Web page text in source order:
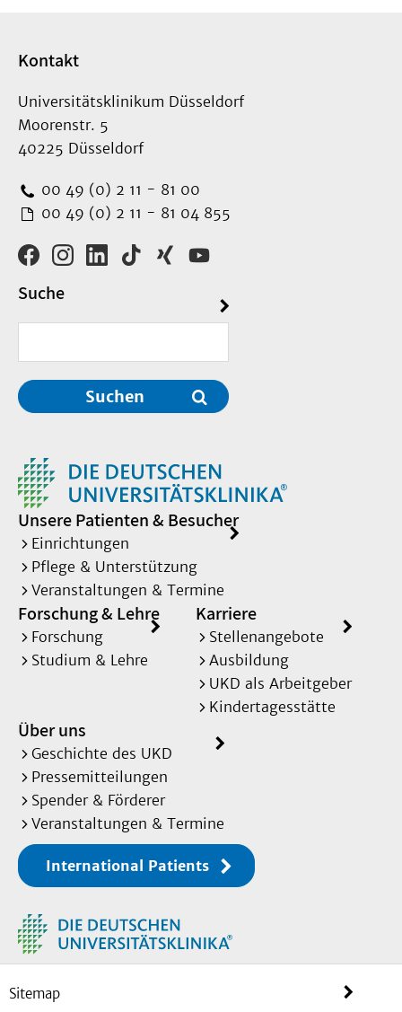
Kontakt
Universitätsklinikum Düsseldorf
Moorenstr. 5
40225 Düsseldorf
00 49 (0) 2 11 - 81 00
00 49 (0) 2 11 - 81 04 855
Suche
Suchen
Unsere Patienten & Besucher
Einrichtungen
Pflege & Unterstützung
Veranstaltungen & Termine
Forschung & Lehre
Forschung
Studium & Lehre
Karriere
Stellenangebote
Ausbildung
UKD als Arbeitgeber
Kindertagesstätte
Über uns
Geschichte des UKD
Pressemitteilungen
Spender & Förderer
Veranstaltungen & Termine
International Patients
Sitemap